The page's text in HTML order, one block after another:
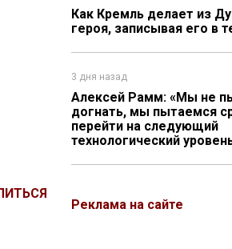
Как Кремль делает из
героя, записывая его в
3 дня назад
Алексей Рамм: «Мы не
догнать, мы пытаемся
перейти на следующий
технологический
Реклама на сайте